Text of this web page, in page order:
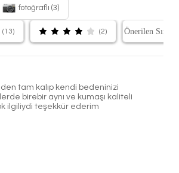
fotoğraflı (3)
(13) (2)
tam kalıp kendi bedeninizi
birebir aynı ve kumaşı kaliteli
ilgiliydi teşekkür ederim